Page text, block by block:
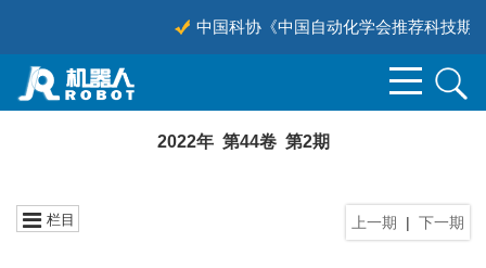
中国科协《中国自动化学会推荐科技期刊
2022年 第44卷 第2期
上一期 | 下一期
栏目